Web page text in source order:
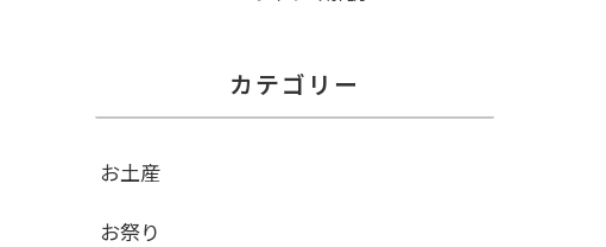
カテゴリー
お土産
お祭り